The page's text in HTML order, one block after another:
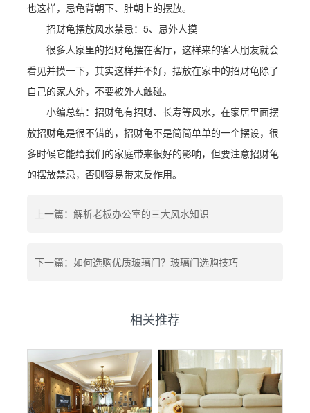
也这样，忌龟背朝下、肚朝上的摆放。
招财龟摆放风水禁忌：5、忌外人摸
很多人家里的招财龟摆在客厅，这样来的客人朋友就会
看见并摸一下，其实这样并不好，摆放在家中的招财龟除了
自己的家人外，不要被外人触碰。
小编总结：招财龟有招财、长寿等风水，在家居里面摆
放招财龟是很不错的，招财龟不是简简单单的一个摆设，很
多时候它能给我们的家庭带来很好的影响，但要注意招财龟
的摆放禁忌，否则容易带来反作用。
上一篇：解析老板办公室的三大风水知识
下一篇：如何选购优质玻璃门？玻璃门选购技巧
相关推荐